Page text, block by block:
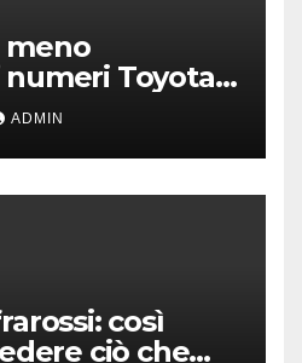
meno
Toyota
Volkswagen
ADMIN
così
ciò che